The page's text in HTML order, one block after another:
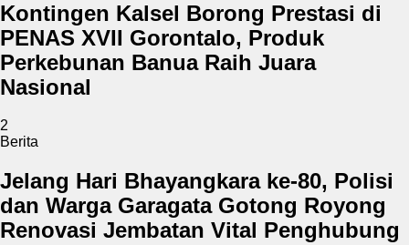
Kontingen Kalsel Borong Prestasi di
PENAS XVII Gorontalo, Produk
Perkebunan Banua Raih Juara
Nasional
2
Berita
Jelang Hari Bhayangkara ke-80, Polisi
dan Warga Garagata Gotong Royong
Renovasi Jembatan Vital Penghubung